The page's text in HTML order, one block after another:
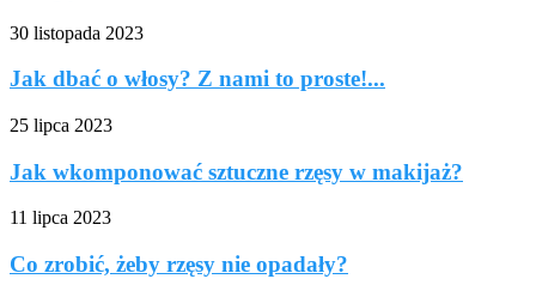
30 listopada 2023
Jak dbać o włosy? Z nami to proste!...
25 lipca 2023
Jak wkomponować sztuczne rzęsy w makijaż?
11 lipca 2023
Co zrobić, żeby rzęsy nie opadały?